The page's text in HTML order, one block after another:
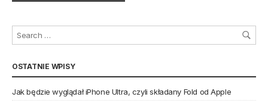
OSTATNIE WPISY
Jak będzie wyglądał iPhone Ultra, czyli składany Fold od Apple